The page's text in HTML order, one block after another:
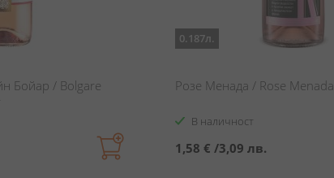
Бойар / Bolgare
0.187л.
Розе Менада / Rose Menada
В наличност
1,58 € /3,09 лв.